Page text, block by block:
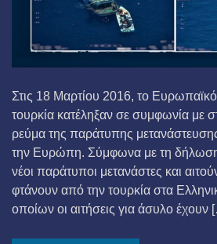
Στις 18 Μαρτίου 2016, το
τουρκία κατέληξαν σε συμφωνία με
ρεύμα της παράτυπης
την Ευρώπη. Σύμφωνα με τη δήλωση
νέοι παράτυποι μετανάστες και
φτάνουν από την τουρκία στα
οποίων οι αιτήσεις για άσυλο έχουν